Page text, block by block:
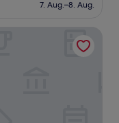
7. Aug.–8. Aug.